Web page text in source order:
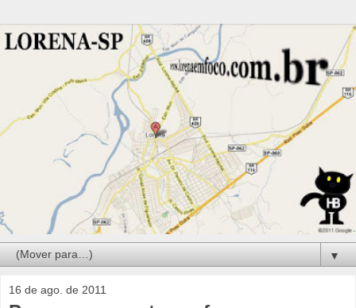
▼
16 de ago. de 2011